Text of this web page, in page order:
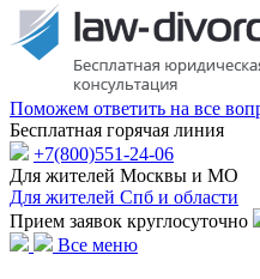
Поможем ответить на все
Бесплатная горячая линия
+7(800)551-24-06
Для жителей Москвы и МО
Для жителей Спб и области
Прием заявок круглосуточно
Все меню